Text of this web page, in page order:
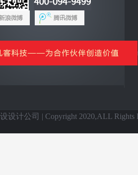
网上商城云平台
信息化基础产品
设计公司 | Copyright 2020,ALL Rights